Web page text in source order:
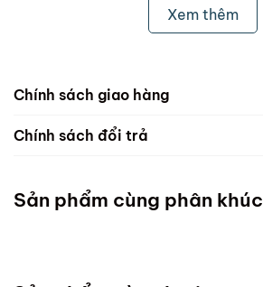
Xem thêm
Chính sách giao hàng
1. Freeship & Lắp đặt cho khách
Miền Bắc
Chính sách đổi trả
Sản phẩm cùng phân khúc